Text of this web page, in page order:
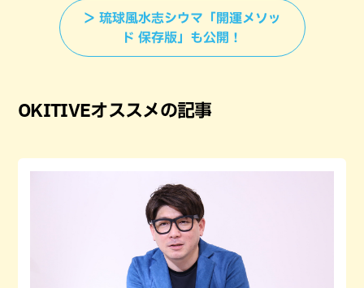
＞ 琉球風水志シウマ「開運メソッ
ド 保存版」も公開！
OKITIVEオススメの記事